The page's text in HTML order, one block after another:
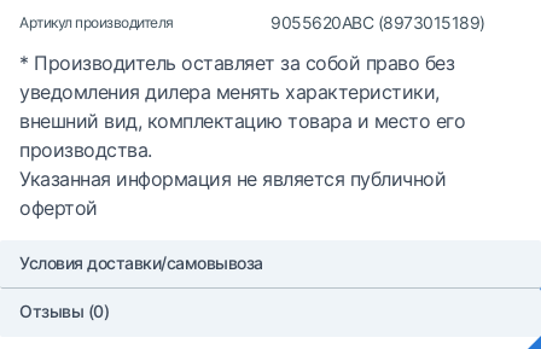
Артикул производителя 9055620ABC (8973015189)
* Производитель оставляет за собой право без
уведомления дилера менять характеристики,
внешний вид, комплектацию товара и место его
производства.
Указанная информация не является публичной
офертой
Условия доставки/самовывоза
Отзывы (0)